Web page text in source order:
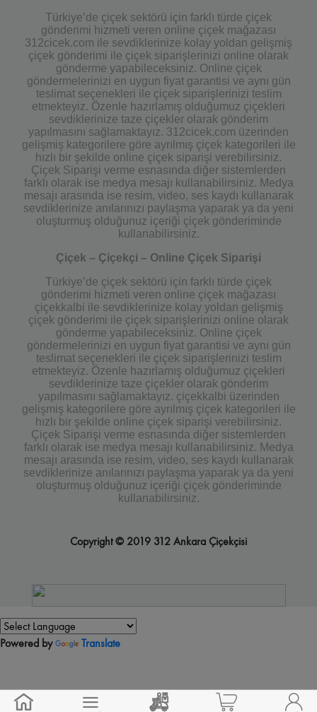
Türkiye’de çiçek sektörü için farklı türde çiçek
gönderimi hizmeti veren online çiçek mağazası
312cicek.com ile sevdiklerinize kolay yoldan gelişmiş
çiçek gönderimi ile çiçek siparişlerinizi online olarak
gönderme yapabileceksiniz. Online çiçek
göndermelerinizi en uygun fiyat garantisi ve aynı gün
teslimat seçenekleri ile çiçek siparişlerinizi teslim
etmekteyiz. Özenle hazırlamış olduğumuz çiçekleri
sevdiklerinize taze çiçekler olarak gönderim
yapılmasını sağlamaktayız. 312cicek.com üzerinden
gelişmiş kategorilere göre ayrılmış çiçek kategorileri ile
hızlı bir şekilde online çiçek siparişi verebilirsiniz.
Çiçek Siparişi verme esnasında diğer sistemlerden
farklı olarak ise medya mesajı kullanabilirsiniz. Medya
mesajı arasında ise resim, video, ses kaydı kullanarak
sevdiklerinize anılarınızı paylaşma yaparak ya da yeni
oluşturmuş olduğunuz içeriği çiçek gönderiminde
kullanabilirsiniz.
Çiçek – Çiçekçi – Online Çiçek Siparişi
Türkiye’de çiçek sektörü için farklı türde çiçek
gönderimi hizmeti veren online çiçek mağazası
çiçekkalbi ile sevdiklerinize kolay yoldan gelişmiş
çiçek gönderimi ile çiçek siparişlerinizi online olarak
gönderme yapabileceksiniz. Online çiçek
göndermelerinizi en uygun fiyat garantisi ve aynı gün
teslimat seçenekleri ile çiçek siparişlerinizi teslim
etmekteyiz. Özenle hazırlamış olduğumuz çiçekleri
sevdiklerinize taze çiçekler olarak gönderim
yapılmasını sağlamaktayız. çiçekkalbi üzerinden
gelişmiş kategorilere göre ayrılmış çiçek kategorileri ile
hızlı bir şekilde online çiçek siparişi verebilirsiniz.
Çiçek Siparişi verme esnasında diğer sistemlerden
farklı olarak ise medya mesajı kullanabilirsiniz. Medya
mesajı arasında ise resim, video, ses kaydı kullanarak
sevdiklerinize anılarınızı paylaşma yaparak ya da yeni
oluşturmuş olduğunuz içeriği çiçek gönderiminde
kullanabilirsiniz.
Copyright © 2019 312 Ankara Çiçekçisi
Powered by Translate